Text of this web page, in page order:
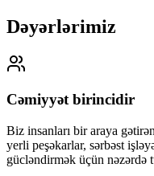
Dəyərlərimiz
Cəmiyyət birincidir
Biz insanları bir araya
yerli peşəkarlar, sərbəst
gücləndirmək üçün nəzərdə